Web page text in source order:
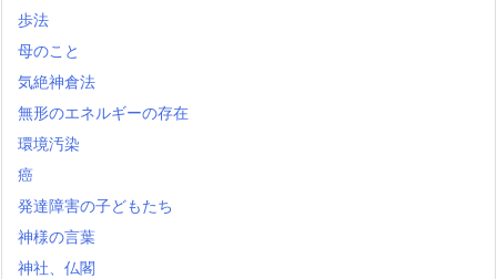
歩法
母のこと
気絶神倉法
無形のエネルギーの存在
環境汚染
癌
発達障害の子どもたち
神様の言葉
神社、仏閣